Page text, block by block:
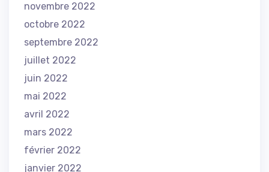
novembre 2022
octobre 2022
septembre 2022
juillet 2022
juin 2022
mai 2022
avril 2022
mars 2022
février 2022
janvier 2022